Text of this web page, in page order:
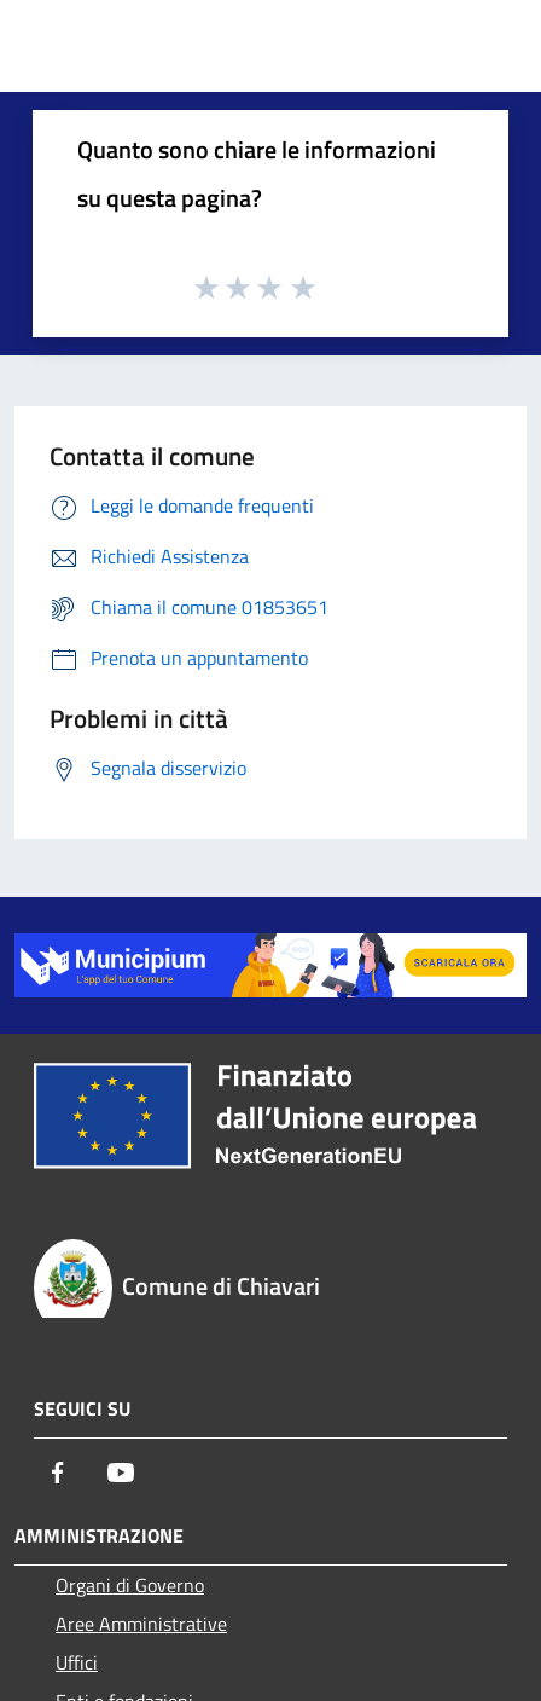
Quanto sono chiare le informazioni
su questa pagina?
Contatta il comune
Leggi le domande frequenti
Richiedi Assistenza
Chiama il comune 01853651
Prenota un appuntamento
Problemi in città
Segnala disservizio
Comune di Chiavari
SEGUICI SU
Facebook
AMMINISTRAZIONE
Organi di Governo
Aree Amministrative
Uffici